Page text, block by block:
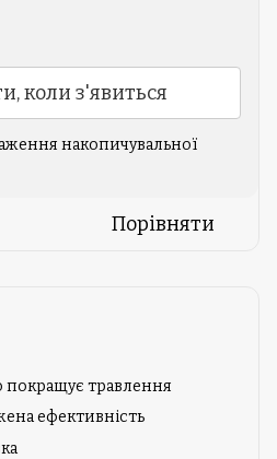
коли з'явиться
накопичувальної
Порівняти
покращує травлення
ефективність